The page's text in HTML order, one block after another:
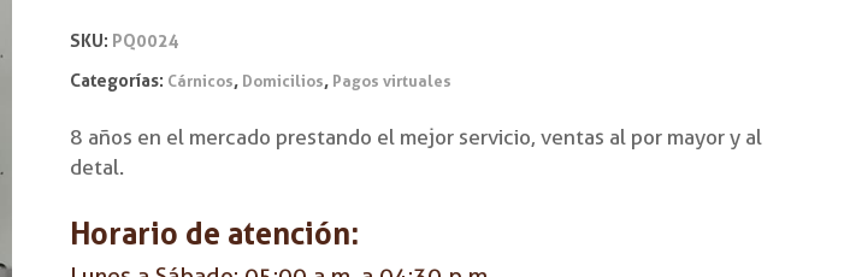
SKU: PQ0024
Categorías: Cárnicos, Domicilios, Pagos virtuales
8 años en el mercado prestando el mejor servicio, ventas al por mayor y al
detal.
Horario de atención: